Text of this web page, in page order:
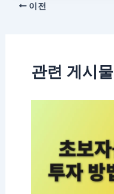
이전
관련 게시물